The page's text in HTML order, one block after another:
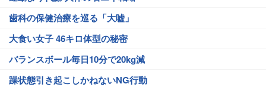
歯科の保健治療を巡る「大嘘」
大食い女子 46キロ体型の秘密
バランスボール毎日10分で20kg減
躁状態引き起こしかねないNG行動